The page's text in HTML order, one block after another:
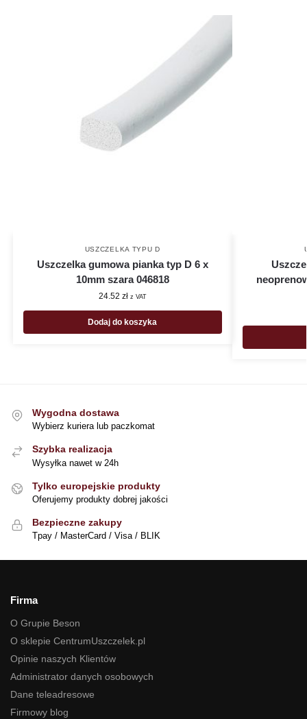
USZCZELKA TYPU D
Uszczelka gumowa pianka typ D 6 x
10mm szara 046818
24.52 zł z VAT
Dodaj do koszyka
Wygodna dostawa
Wybierz kuriera lub paczkomat
Szybka realizacja
Wysyłka nawet w 24h
Tylko europejskie produkty
Oferujemy produkty dobrej jakości
Bezpieczne zakupy
Tpay / MasterCard / Visa / BLIK
Firma
O Grupie Beson
O sklepie CentrumUszczelek.pl
Opinie naszych Klientów
Administrator danych osobowych
Dane teleadresowe
Firmowy blog